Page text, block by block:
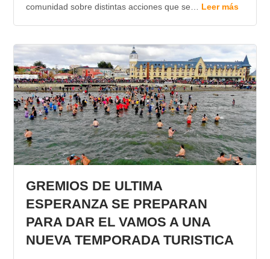
comunidad sobre distintas acciones que se… Leer más
GREMIOS DE ULTIMA
ESPERANZA SE PREPARAN
PARA DAR EL VAMOS A UNA
NUEVA TEMPORADA TURISTICA